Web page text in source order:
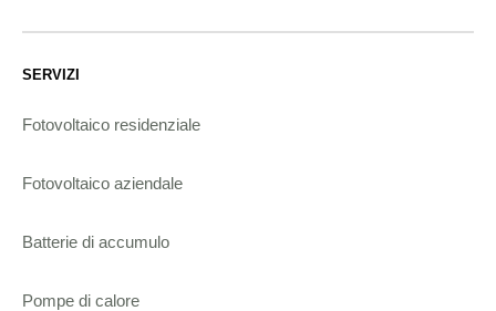
SERVIZI
Fotovoltaico residenziale
Fotovoltaico aziendale
Batterie di accumulo
Pompe di calore